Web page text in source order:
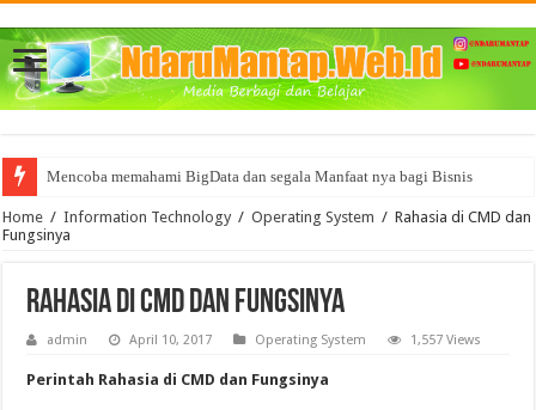
Mencoba memahami BigData dan segala Manfaat nya bagi Bisnis
Home / Information Technology / Operating System / Rahasia di CMD dan
Fungsinya
Rahasia di CMD dan Fungsinya
admin April 10, 2017 Operating System 1,557 Views
Perintah Rahasia di CMD dan Fungsinya